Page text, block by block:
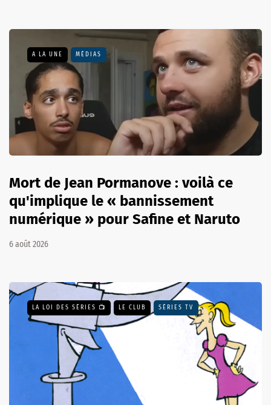
A LA UNE MÉDIAS
Mort de Jean Pormanove : voilà ce
qu'implique le « bannissement
numérique » pour Safine et Naruto
6 août 2026
LA LOI DES SÉRIES 📺 LE CLUB SÉRIES TV